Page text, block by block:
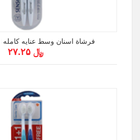
فرشاة اسنان وسط عنايه كامله 1+1 سنسوداين
﷼ ۲۷.۲۵